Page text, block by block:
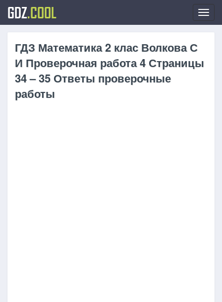
GDZ.COOL
ГДЗ Математика 2 клас Волкова С
И Проверочная работа 4 Страницы
34 – 35 Ответы проверочные
работы